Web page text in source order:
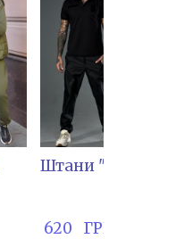
Штани "ЖЕР-
620   ГРН